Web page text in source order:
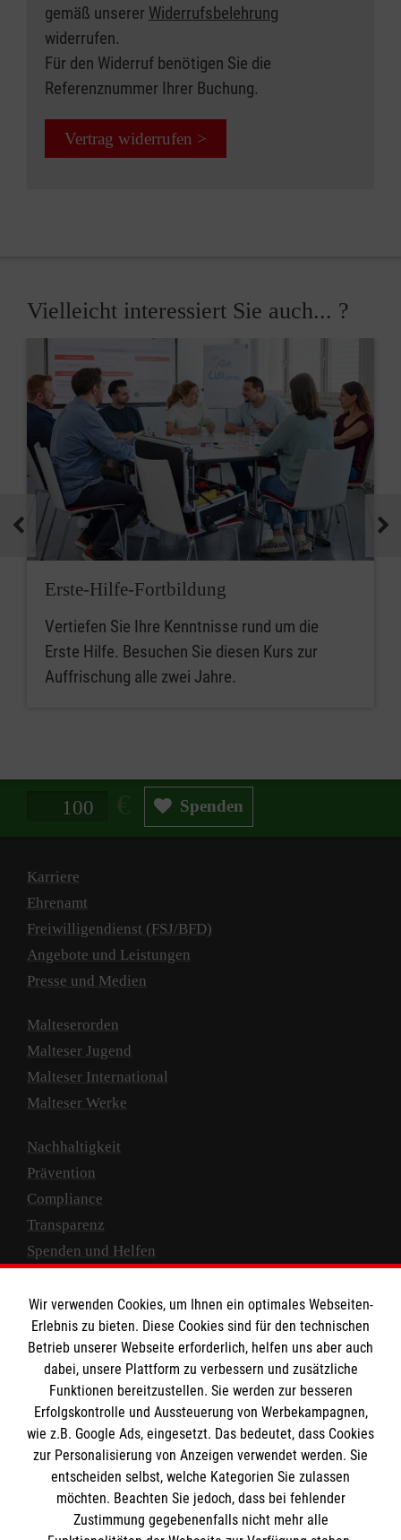
gemäß unserer Widerrufsbelehrung
widerrufen.
Für den Widerruf benötigen Sie die
Referenznummer Ihrer Buchung.
Vertrag widerrufen >
Vielleicht interessiert Sie auch... ?
Erste-Hilfe-Fortbildung
Vertiefen Sie Ihre Kenntnisse rund um die
Erste Hilfe. Besuchen Sie diesen Kurs zur
Auffrischung alle zwei Jahre.
Spendenbetrag in Euro Spenden
Karriere
Ehrenamt
Freiwilligendienst (FSJ/BFD)
Angebote und Leistungen
Presse und Medien
Malteserorden
Malteser Jugend
Malteser International
Malteser Werke
Nachhaltigkeit
Prävention
Compliance
Transparenz
Spenden und Helfen
Empfänger: Malteser Hilfsdienst e.V.
IBAN: DE10 3706 0120 1201 2000 12
BIC: GENODED 1PA7
Wir verwenden Cookies, um Ihnen ein optimales Webseiten-
Erlebnis zu bieten. Diese Cookies sind für den technischen
Betrieb unserer Webseite erforderlich, helfen uns aber auch
dabei, unsere Plattform zu verbessern und zusätzliche
Funktionen bereitzustellen. Sie werden zur besseren
Erfolgskontrolle und Aussteuerung von Werbekampagnen,
wie z.B. Google Ads, eingesetzt. Das bedeutet, dass Cookies
zur Personalisierung von Anzeigen verwendet werden. Sie
entscheiden selbst, welche Kategorien Sie zulassen
möchten. Beachten Sie jedoch, dass bei fehlender
Zustimmung gegebenenfalls nicht mehr alle